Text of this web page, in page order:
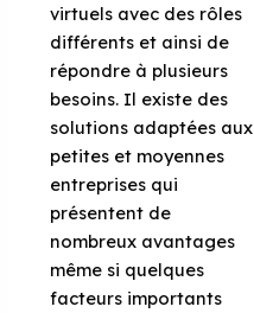
virtuels avec des rôles
différents et ainsi de
répondre à plusieurs
besoins. Il existe des
solutions adaptées aux
petites et moyennes
entreprises qui
présentent de
nombreux avantages
même si quelques
facteurs importants